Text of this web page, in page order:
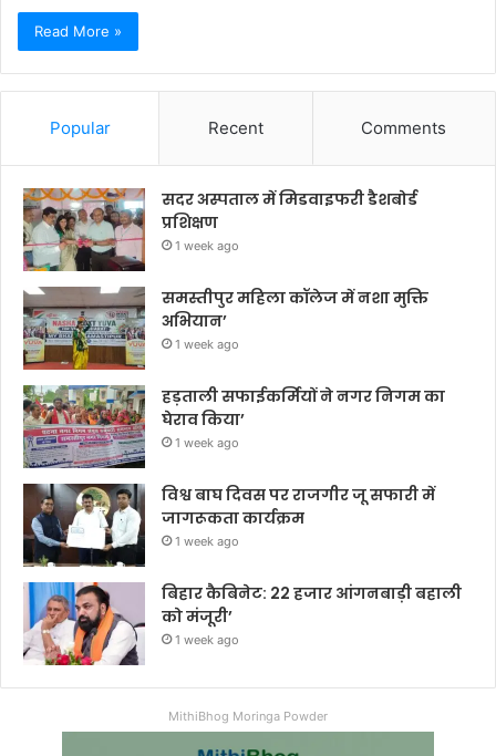
Read More »
Popular Recent Comments
सदर अस्पताल में मिडवाइफरी डैशबोर्ड
प्रशिक्षण
1 week ago
समस्तीपुर महिला कॉलेज में नशा मुक्ति
अभियान’
1 week ago
हड़ताली सफाईकर्मियों ने नगर निगम का
घेराव किया’
1 week ago
विश्व बाघ दिवस पर राजगीर जू सफारी में
जागरूकता कार्यक्रम
1 week ago
बिहार कैबिनेट: 22 हजार आंगनबाड़ी बहाली
को मंजूरी’
1 week ago
MithiBhog Moringa Powder